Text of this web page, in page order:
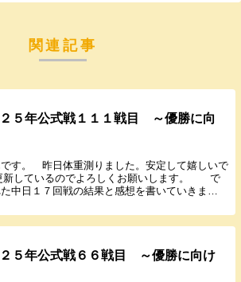
関連記事
５年公式戦１１１戦目 ～優勝に向
す。 昨日体重測りました。安定して嬉しいで
新しているのでよろしくお願いします。 で
中日１７回戦の結果と感想を書いていきま
５年公式戦６６戦目 ～優勝に向け